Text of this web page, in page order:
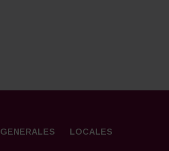
GENERALES LOCALES